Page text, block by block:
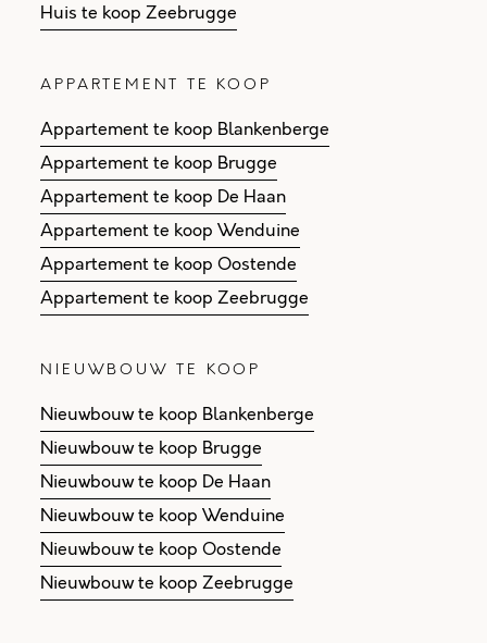
Huis te koop Zeebrugge
APPARTEMENT TE KOOP
Appartement te koop Blankenberge
Appartement te koop Brugge
Appartement te koop De Haan
Appartement te koop Wenduine
Appartement te koop Oostende
Appartement te koop Zeebrugge
NIEUWBOUW TE KOOP
Nieuwbouw te koop Blankenberge
Nieuwbouw te koop Brugge
Nieuwbouw te koop De Haan
Nieuwbouw te koop Wenduine
Nieuwbouw te koop Oostende
Nieuwbouw te koop Zeebrugge